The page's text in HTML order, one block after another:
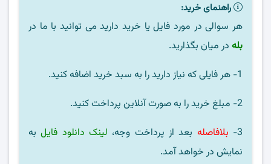
راهنمای خرید:
هر سوالی در مورد فایل یا خرید دارید می توانید با ما در
بله در میان بگذارید.
1- هر فایلی که نیاز دارید را به سبد خرید اضافه کنید.
2- مبلغ خرید را به صورت آنلاین پرداخت کنید.
3-
بلافاصله بعد از پرداخت وجه، لینک دانلود فایلبه
نمایش در خواهد آمد.